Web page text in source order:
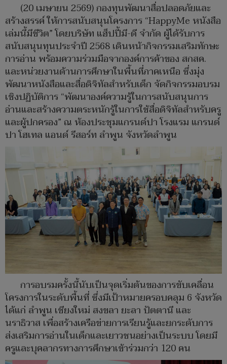
(20 เมษายน 2569) กองทุนพัฒนาสื่อปลอดภัยและ
สร้างสรรค์ ให้การสนับสนุนโครงการ “HappyMe หนังสือ
เล่มนี้มีชีวิต” โดยบริษัท แฮ็ปปี้มี-ดี จำกัด ผู้ได้รับการ
สนับสนุนทุนประจำปี 2568 เดินหน้ากิจกรรมเสริมทักษะ
การอ่าน พร้อมความร่วมมือจากองค์การค้าของ สกสค.
และหน่วยงานด้านการศึกษาในพื้นที่ภาคเหนือ ซึ่งมุ่ง
พัฒนาหนังสือและสื่อดิจิทัลสำหรับเด็ก จัดกิจกรรมอบรม
เชิงปฏิบัติการ “พัฒนาองค์ความรู้ในการสนับสนุนการ
อ่านและสร้างความตระหนักรู้ในการใช้สื่อดิจิทัลสำหรับครู
และผู้ปกครอง” ณ ห้องประชุมแกรนด์ปา โรงแรม แกรนด์
ปา โฮเทล แอนด์ รีสอร์ท ลำพูน จังหวัดลำพูน
การอบรมครั้งนี้นับเป็นจุดเริ่มต้นของการขับเคลื่อน
โครงการในระดับพื้นที่ ซึ่งมีเป้าหมายครอบคลุม 6 จังหวัด
ได้แก่ ลำพูน เชียงใหม่ สงขลา ยะลา ปัตตานี และ
นราธิวาส เพื่อสร้างเครือข่ายการเรียนรู้และยกระดับการ
ส่งเสริมการอ่านในเด็กและเยาวชนอย่างเป็นระบบ โดยมี
ครูและบุคลากรทางการศึกษาเข้าร่วมกว่า 120 คน